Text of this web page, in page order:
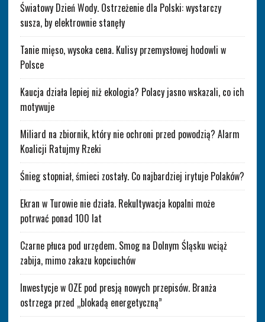
Światowy Dzień Wody. Ostrzeżenie dla Polski: wystarczy
susza, by elektrownie stanęły
Tanie mięso, wysoka cena. Kulisy przemysłowej hodowli w
Polsce
Kaucja działa lepiej niż ekologia? Polacy jasno wskazali, co ich
motywuje
Miliard na zbiornik, który nie ochroni przed powodzią? Alarm
Koalicji Ratujmy Rzeki
Śnieg stopniał, śmieci zostały. Co najbardziej irytuje Polaków?
Ekran w Turowie nie działa. Rekultywacja kopalni może
potrwać ponad 100 lat
Czarne płuca pod urzędem. Smog na Dolnym Śląsku wciąż
zabija, mimo zakazu kopciuchów
Inwestycje w OZE pod presją nowych przepisów. Branża
ostrzega przed „blokadą energetyczną”